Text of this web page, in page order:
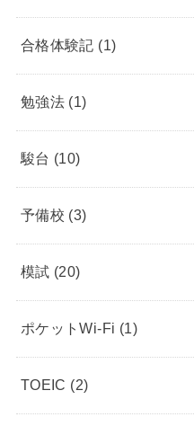
合格体験記 (1)
勉強法 (1)
駿台 (10)
予備校 (3)
模試 (20)
ポケットWi-Fi (1)
TOEIC (2)